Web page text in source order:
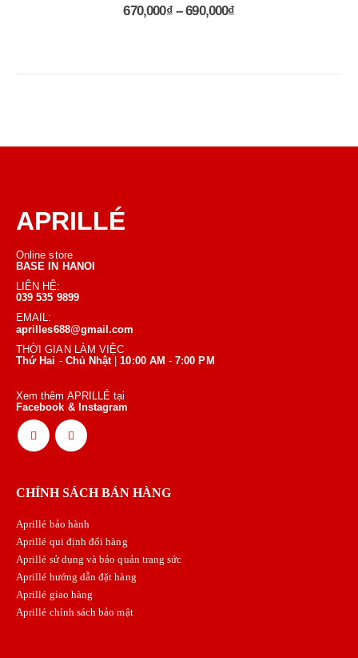
670,000₫ – 690,000₫
APRILLÉ
Online store
BASE IN HANOI
LIÊN HỆ:
039 535 9899
EMAIL:
aprilles688@gmail.com
THỜI GIAN LÀM VIỆC
Thứ Hai -Chủ Nhật |10:00 AM - 7:00 PM
Xem thêm APRILLÉ tại
Facebook & Instagram
CHÍNH SÁCH BÁN HÀNG
Aprillé bảo hành
Aprillé qui định đổi hàng
Aprillé sử dụng và bảo quản trang sức
Aprillé hướng dẫn đặt hàng
Aprillé giao hàng
Aprillé chính sách bảo mật